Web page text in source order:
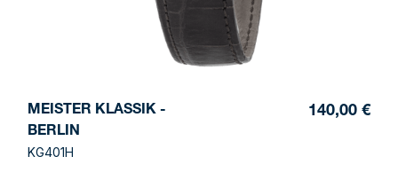
MEISTER KLASSIK -
BERLIN
KG401H
140,00 €